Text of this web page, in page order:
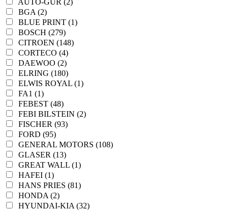
AUTO-GUR (2)
BGA (2)
BLUE PRINT (1)
BOSCH (279)
CITROEN (148)
CORTECO (4)
DAEWOO (2)
ELRING (180)
ELWIS ROYAL (1)
FA1 (1)
FEBEST (48)
FEBI BILSTEIN (2)
FISCHER (93)
FORD (95)
GENERAL MOTORS (108)
GLASER (13)
GREAT WALL (1)
HAFEI (1)
HANS PRIES (81)
HONDA (2)
HYUNDAI-KIA (32)